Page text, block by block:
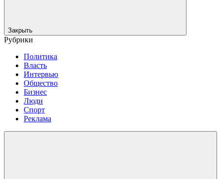
Закрыть
Рубрики
Политика
Власть
Интервью
Общество
Бизнес
Люди
Спорт
Реклама